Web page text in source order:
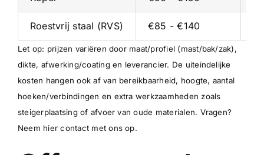
Roestvrij staal (RVS) €85 - €140
Let op: prijzen variëren door maat/profiel (mast/bak/zak),
dikte, afwerking/coating en leverancier. De uiteindelijke
kosten hangen ook af van bereikbaarheid, hoogte, aantal
hoeken/verbindingen en extra werkzaamheden zoals
steigerplaatsing of afvoer van oude materialen. Vragen?
Neem hier contact met ons op.